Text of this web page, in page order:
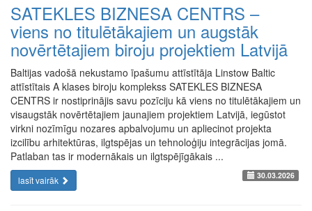
SATEKLES BIZNESA CENTRS –
viens no titulētākajiem un augstāk
novērtētajiem biroju projektiem Latvijā
Baltijas vadošā nekustamo īpašumu attīstītāja Linstow Baltic
attīstītais A klases biroju komplekss SATEKLES BIZNESA
CENTRS ir nostiprinājis savu pozīciju kā viens no titulētākajiem un
visaugstāk novērtētajiem jaunajiem projektiem Latvijā, iegūstot
virkni nozīmīgu nozares apbalvojumu un apliecinot projekta
izcilību arhitektūras, ilgtspējas un tehnoloģiju integrācijas jomā.
Patlaban tas ir modernākais un ilgtspējīgākais ...
lasīt vairāk 30.03.2026